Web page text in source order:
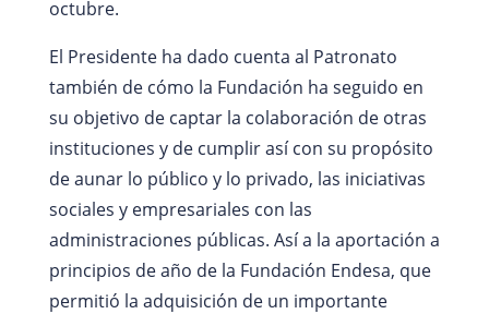
octubre.
El Presidente ha dado cuenta al Patronato
también de cómo la Fundación ha seguido en
su objetivo de captar la colaboración de otras
instituciones y de cumplir así con su propósito
de aunar lo público y lo privado, las iniciativas
sociales y empresariales con las
administraciones públicas. Así a la aportación a
principios de año de la Fundación Endesa, que
permitió la adquisición de un importante